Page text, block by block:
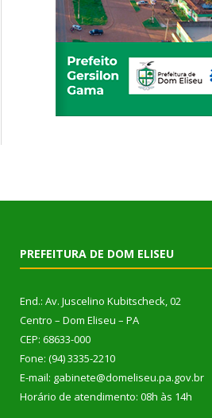
PREFEITURA DE DOM ELISEU
End.: Av. Juscelino Kubitscheck, 02
Centro – Dom Eliseu – PA
CEP: 68633-000
Fone: (94) 3335-2210
E-mail: gabinete@domeliseu.pa.gov.br
Horário de atendimento: 08h às 14h